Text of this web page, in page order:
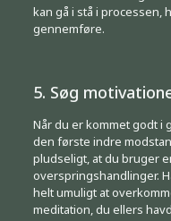
kan gå i stå i processen,
gennemføre.
5. Søg
Når du er kommet godt i
den første indre
pludseligt, at du bruger
overspringshandlinger.
helt umuligt at
meditation, du ellers